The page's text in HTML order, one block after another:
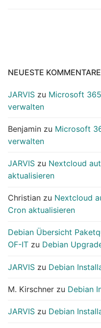
NEUESTE KOMMENTARE
JARVIS zu Microsoft
verwalten
Benjamin zu Microsoft
verwalten
JARVIS zu Nextcloud
aktualisieren
Christian zu Nextcloud
Cron aktualisieren
Debian Übersicht
OF-IT zu Debian
JARVIS zu Debian
M. Kirschner zu Debian
JARVIS zu Debian